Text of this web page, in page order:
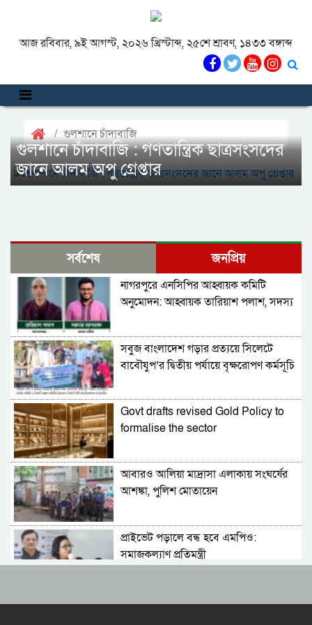
আজ রবিবার, ৯ই আগস্ট, ২০২৬ খ্রিস্টাব্দ, ২৫শে শ্রাবণ, ১৪৩৩ বঙ্গাব্দ
গুলশানে চাঁদাবাজি
গুলশানে চাঁদাবাজি : গণতান্ত্রিক ছাত্রসংসদের
জানে আলম অপু গ্রেপ্তার
সর্বশেষ জনপ্রিয়
নাগরপুরে এনসিপির আহ্বায়ক কমিটি
অনুমোদন: আহ্বায়ক তারিয়াশ পলাশ, সদস্য
সবুজ বাংলাদেশ গড়ার প্রত্যয়ে সিলেটে
বাবৌযুপ’র দ্বিতীয় পর্যায়ে বৃক্ষরোপণ কর্মসূচি
Govt drafts revised Gold Policy to
formalise the sector
আবারও আলিয়া মাদ্রাসা এলাকায় সংঘর্ষের
আশঙ্কা, পুলিশ মোতায়েন
প্রাইভেট পড়ালে বন্ধ হবে এমপিও:
সমাজকল্যাণ প্রতিমন্ত্রী
৫৪ রানে অলআউট হয়ে ইনিংস ব্যবধানে